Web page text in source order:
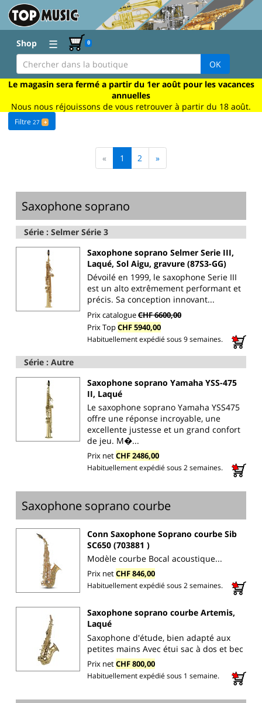
Shop ☰ 0
OK
Le magasin sera fermé a partir du 1er août pour les vacances
annuelles
Nous nous réjouissons de vous retrouver à partir du 18 août.
Filtre27 +
« 1 2 »
Saxophone soprano
Série : Selmer Série 3
Saxophone soprano Selmer Serie III,
Laqué, Sol Aigu, gravure (87S3-GG)
Dévoilé en 1999, le saxophone Serie III
est un alto extrêmement performant et
précis. Sa conception innovant...
Prix catalogueCHF 6600,00
Prix TopCHF 5940,00
Habituellement expédié sous 9 semaines.
Série : Autre
Saxophone soprano Yamaha YSS-475
II, Laqué
Le saxophone soprano Yamaha YSS475
offre une réponse incroyable, une
excellente justesse et un grand confort
de jeu. M�...
Prix netCHF 2486,00
Habituellement expédié sous 2 semaines.
Saxophone soprano courbe
Conn Saxophone Soprano courbe Sib
SC650 (703881 )
Modèle courbe Bocal acoustique...
Prix netCHF 846,00
Habituellement expédié sous 2 semaines.
Saxophone soprano courbe Artemis,
Laqué
Saxophone d'étude, bien adapté aux
petites mains Avec étui sac à dos et bec
Prix netCHF 800,00
Habituellement expédié sous 1 semaine.